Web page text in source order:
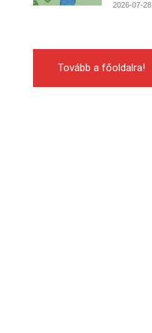
2026-07-28
Tovább a főoldalra!